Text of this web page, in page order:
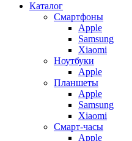
Каталог
Смартфоны
Apple
Samsung
Xiaomi
Ноутбуки
Apple
Планшеты
Apple
Samsung
Xiaomi
Смарт-часы
Apple